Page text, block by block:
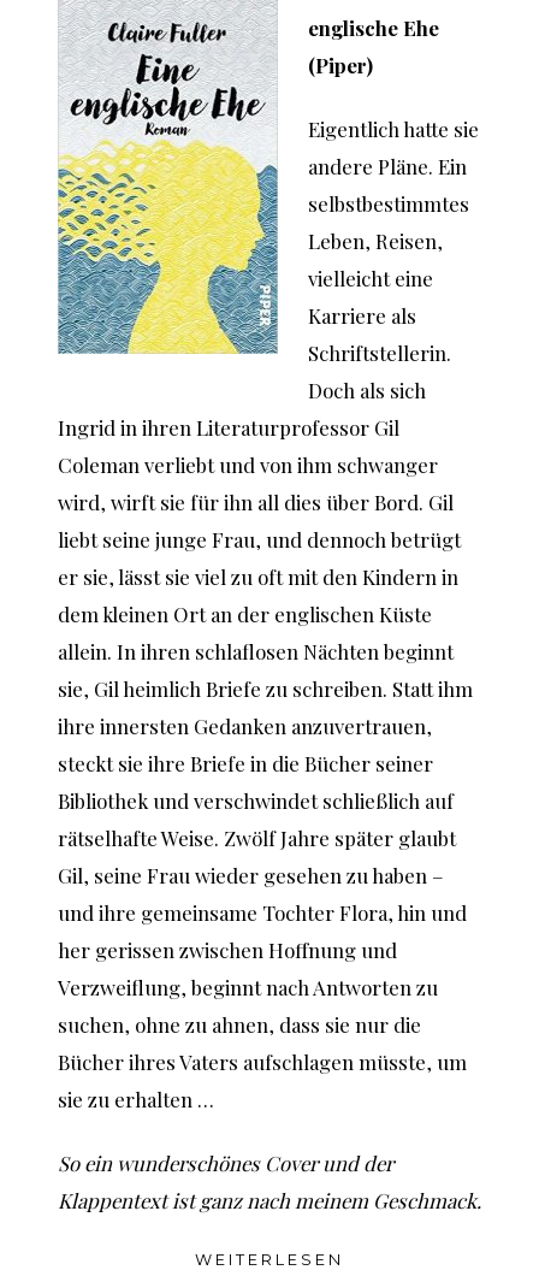
englische Ehe
(Piper)
Eigentlich hatte sie
andere Pläne. Ein
selbstbestimmtes
Leben, Reisen,
vielleicht eine
Karriere als
Schriftstellerin.
Doch als sich
Ingrid in ihren Literaturprofessor Gil
Coleman verliebt und von ihm schwanger
wird, wirft sie für ihn all dies über Bord. Gil
liebt seine junge Frau, und dennoch betrügt
er sie, lässt sie viel zu oft mit den Kindern in
dem kleinen Ort an der englischen Küste
allein. In ihren schlaflosen Nächten beginnt
sie, Gil heimlich Briefe zu schreiben. Statt ihm
ihre innersten Gedanken anzuvertrauen,
steckt sie ihre Briefe in die Bücher seiner
Bibliothek und verschwindet schließlich auf
rätselhafte Weise. Zwölf Jahre später glaubt
Gil, seine Frau wieder gesehen zu haben –
und ihre gemeinsame Tochter Flora, hin und
her gerissen zwischen Hoffnung und
Verzweiflung, beginnt nach Antworten zu
suchen, ohne zu ahnen, dass sie nur die
Bücher ihres Vaters aufschlagen müsste, um
sie zu erhalten …
So ein wunderschönes Cover und der
Klappentext ist ganz nach meinem Geschmack.
WEITERLESEN